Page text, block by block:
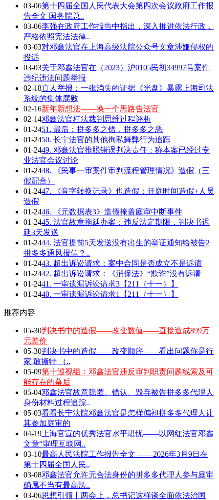
03-06第十四届全国人民代表大会第四次会议政府工作报
告全文 国务院总..
03-06李强在政府工作报告中指出，深入推进依法行政，
严格依照宪法法律..
03-03对邓鑫法官在上海高级法院公众号文章涉嫌侵权的
投诉
03-03关于邓鑫法官在（2023）沪0105民初34997号案件
违纪违法问题举报
02-18真人举报：一张消失的证据《光盘》暴露上海司法
系统的集体腐败
02-16新年新想法——换一个思路告法官
02-14邓鑫法官枉法裁判思维过程评析
01-2451. 最后：拼多多之错，拼多多之恶
01-2450. 长宁法官的其他徇私舞弊行为追踪
01-2449. 邓鑫法官推脱错误判决责任：称本案已经过专
业法官会议讨论
01-2448. 《民事一审案件审判流程管理情况》造假（三
假配合）
01-2447. 《音字转换记录》也造假：开庭时间造假+人员
造假
01-2446. 《元数据表3》造假掩盖庭审中断事件
01-2445. 法官故意拖延办案：违反法定期限，判决书迟
延3天发送
01-2444. 法官提前5天发送没有出生的举证通知给被告2
拼多多通风报信？..
01-2443. 超出诉讼请求：案中合同是否成立不是诉请
01-2442. 超出诉讼请求：《消保法》“欺诈”没有诉请
01-2441. 一审遗漏诉讼请求3【211（十一）】
01-2440. 一审遗漏诉讼请求1【211（十一）】
推荐内容
05-30判决书中的造假——改变数值——直接造成899万
元差价
05-30判决书中的造假——改变顺序——看出问题你是行
家 敢撕特 （..
05-09第十巡视组：邓鑫法官违反审判职责问题线索及可
能存在的幕后
05-04邓鑫法官故意隐匿、错认、毁弃被告拼多多代理人
身份材料过程追踪..
05-03看看长宁法院邓鑫法官是怎样偏袒拼多多代理人让
其参加庭审的
04-19 上海官宣的优秀法官水平堪忧——以网红法官邓鑫
文章“审理互联网..
03-10最高人民法院工作报告全文 ——2026年3月9日在
第十四届全国人民..
03-08邓鑫法官允许无合法身份的拼多多代理人参与庭审
确属不当有最高法..
03-06思想引领丨两会上，总书记这样谈全面依法治国